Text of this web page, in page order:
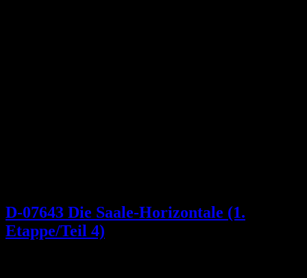
D-07643 Die Saale-Horizontale (1.
Etappe/Teil 4)